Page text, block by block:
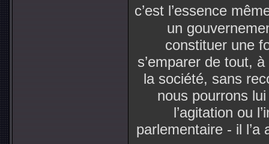
c’est l’essence
un
constituer une
s’emparer de tout,
la société, sans
nous pourrons
l’agitation ou
parlementaire - il